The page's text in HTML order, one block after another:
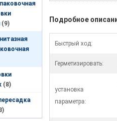
(9)
(8)
Подробное
Быстрый ход:
Герметизировать:
установка
параметра: